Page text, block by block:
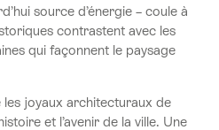
source d’énergie – coule à
contrastent avec les
qui façonnent le paysage
joyaux architecturaux de
et l’avenir de la ville. Une